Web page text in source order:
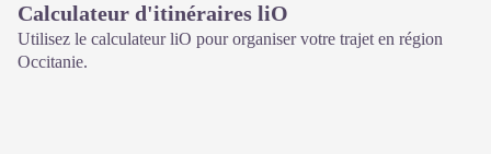
Calculateur d'itinéraires liO
Utilisez le calculateur liO pour organiser votre trajet en région
Occitanie.